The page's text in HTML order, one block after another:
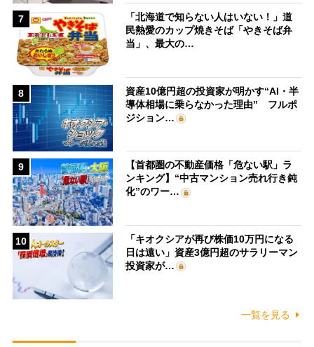
7
「北海道で知らない人はいない！」道
民熱愛のカップ焼きそば「やきそば弁
当」、最大の…
8
資産10億円超の投資家が明かす“AI・半
導体相場に乗らなかった理由” フルポ
ジション…
9
【首都圏の不動産価格「危ない駅」ラ
ンキング】“中古マンション売れ行き鈍
化”のワー…
10
「キオクシアが再び株価10万円になる
日は遠い」資産3億円超のサラリーマン
投資家が…
一覧を見る